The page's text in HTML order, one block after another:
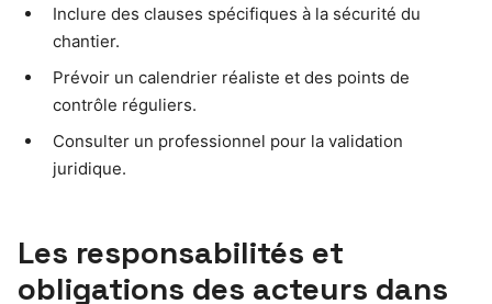
Inclure des clauses spécifiques à la sécurité du
chantier.
Prévoir un calendrier réaliste et des points de
contrôle réguliers.
Consulter un professionnel pour la validation
juridique.
Les responsabilités et
obligations des acteurs dans